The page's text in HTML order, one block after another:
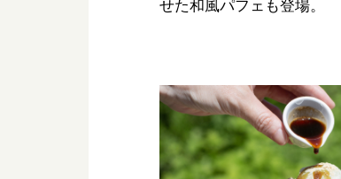
せた和風パフェも登場。